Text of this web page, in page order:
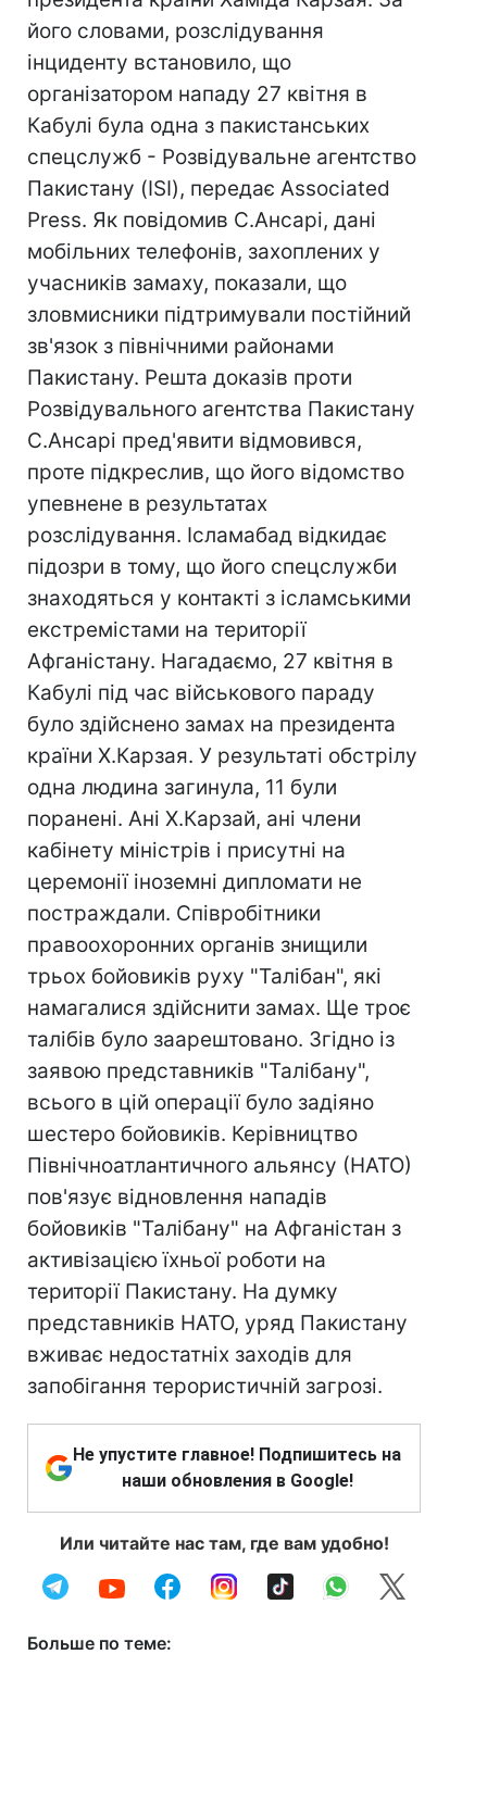
його словами, розслідування
інциденту встановило, що
організатором нападу 27 квітня в
Кабулі була одна з пакистанських
спецслужб - Розвідувальне агентство
Пакистану (ISI), передає Associated
Press. Як повідомив С.Ансарі, дані
мобільних телефонів, захоплених у
учасників замаху, показали, що
зловмисники підтримували постійний
зв'язок з північними районами
Пакистану. Решта доказів проти
Розвідувального агентства Пакистану
С.Ансарі пред'явити відмовився,
проте підкреслив, що його відомство
упевнене в результатах
розслідування. Ісламабад відкидає
підозри в тому, що його спецслужби
знаходяться у контакті з ісламськими
екстремістами на території
Афганістану. Нагадаємо, 27 квітня в
Кабулі під час військового параду
було здійснено замах на президента
країни Х.Карзая. У результаті обстрілу
одна людина загинула, 11 були
поранені. Ані Х.Карзай, ані члени
кабінету міністрів і присутні на
церемонії іноземні дипломати не
постраждали. Співробітники
правоохоронних органів знищили
трьох бойовиків руху "Талібан", які
намагалися здійснити замах. Ще троє
талібів було заарештовано. Згідно із
заявою представників "Талібану",
всього в цій операції було задіяно
шестеро бойовиків. Керівництво
Північноатлантичного альянсу (НАТО)
пов'язує відновлення нападів
бойовиків "Талібану" на Афганістан з
активізацією їхньої роботи на
території Пакистану. На думку
представників НАТО, уряд Пакистану
вживає недостатніх заходів для
запобігання терористичній загрозі.
Не упустите главное! Подпишитесь на
наши обновления в Google!
Или читайте нас там, где вам удобно!
Больше по теме: